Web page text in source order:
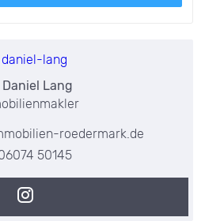
Daniel Lang
roedermark.de
50145